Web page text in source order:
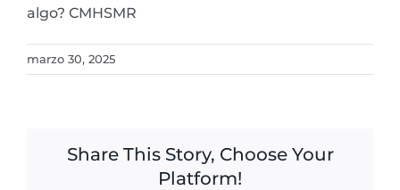
algo? CMHSMR
marzo 30, 2025
Share This Story, Choose Your
Platform!